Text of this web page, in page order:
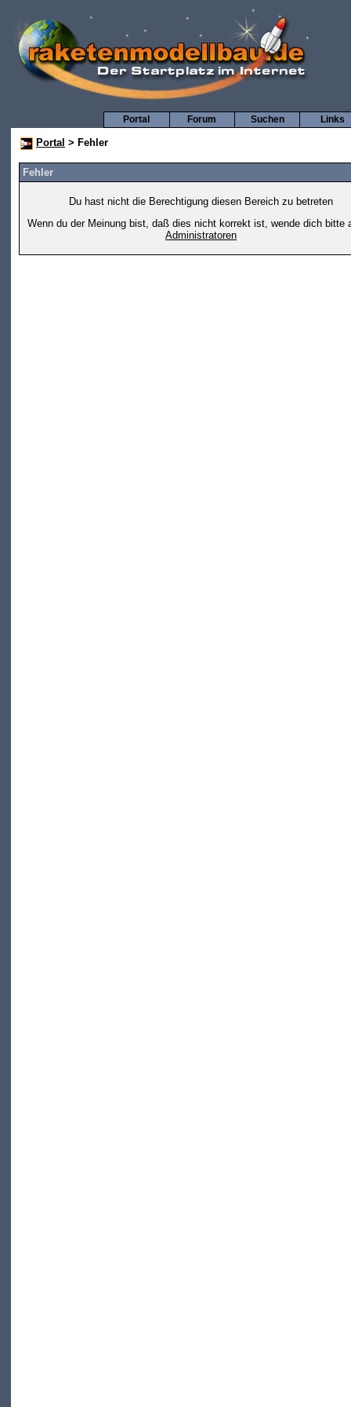
Links
Suchen
Forum
Portal
Portal > Fehler
Fehler
Du hast nicht die Berechtigung diesen Bereich zu betreten
Wenn du der Meinung bist, daß dies nicht korrekt ist, wende dich bitte
Administratoren